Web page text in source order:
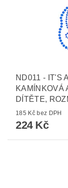
ND011 - IT'S
KAMÍNKOVÁ
DÍTĚTE,
185 Kč bez DPH
224 Kč